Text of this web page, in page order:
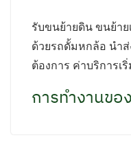
รับขนย้ายดิน ขนย้า
ด้วยรถดั้มหกล้อ นำ
ต้องการ ค่าบริการเ
การทำงานขอ